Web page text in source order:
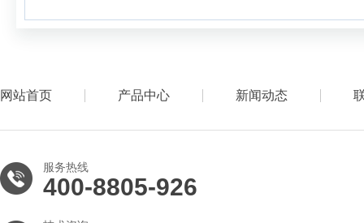
网站首页 产品中心 新闻动态
服务热线
400-8805-926